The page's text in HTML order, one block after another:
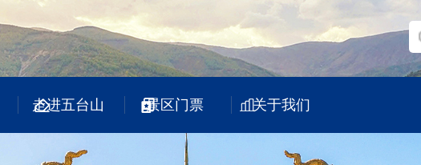
走进五台山 景区门票 关于我们